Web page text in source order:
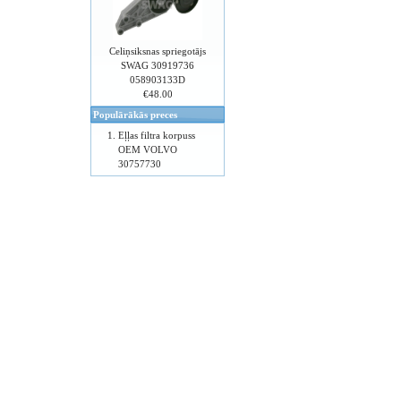
Celiņsiksnas spriegotājs
SWAG 30919736
058903133D
€48.00
Populārākās preces
Eļļas filtra korpuss
OEM VOLVO
30757730